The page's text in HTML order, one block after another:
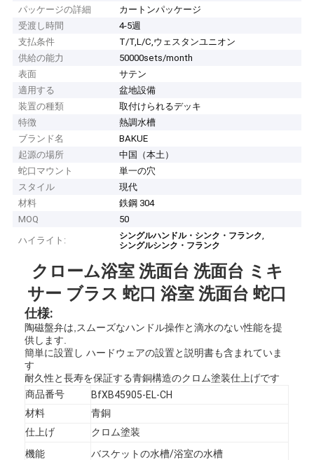
パッケージの詳細
カートンパッケージ
受渡し時間
4-5週
支払条件
T/T,L/C,ウェスタンユニオン
供給の能力
50000sets/month
表面
サテン
適用する
盆地設備
装置の種類
取付けられるデッキ
特徴
熱調水槽
ブランド名
BAKUE
起源の場所
中国（本土）
蛇口マウント
単一の穴
スタイル
現代
材料
鉄鋼 304
MOQ
50
ハイライト:
シングルハンドル・シンク・フランク,
シングルシンク・フランク
クローム浴室 洗面台 洗面台 ミキ
サー ブラス 蛇口 浴室 洗面台 蛇口
仕様:
陶磁盤弁は,スムーズなハンドル操作と滴水のない性能を提
供します.
簡単に設置し ハードウェアの設置と説明書も含まれていま
す
耐久性と長寿を保証する青銅構造のクロム塗装仕上げです
商品番号
BfXB45905-EL-CH
材料
青銅
仕上げ
クロム塗装
機能
バスケットの水槽/浴室の水槽